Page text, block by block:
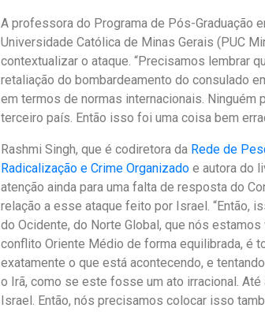
A professora do Programa de Pós-Graduação
Universidade Católica de Minas Gerais (PUC
contextualizar o ataque. “Precisamos lembrar
retaliação do bombardeamento do consulado
em termos de normas internacionais.
terceiro país. Então isso foi uma coisa bem
Rashmi Singh, que é codiretora da Rede de
Radicalização e Crime Organizado e autora do
atenção ainda para uma falta de resposta do
relação a esse ataque feito por Israel. “Então,
do Ocidente, do Norte Global, que nós
conflito Oriente Médio de forma equilibrada, é
exatamente o que está acontecendo, e
o Irã, como se este fosse um ato irracional.
Israel. Então, nós precisamos colocar isso